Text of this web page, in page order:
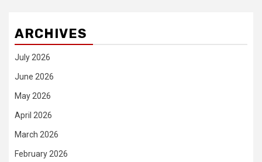
ARCHIVES
July 2026
June 2026
May 2026
April 2026
March 2026
February 2026